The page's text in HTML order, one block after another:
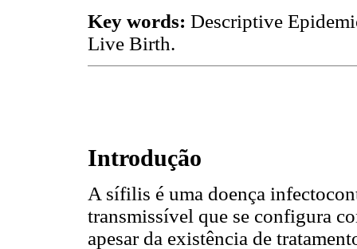
Key words: Descriptive
Live Birth.
Introdução
A sífilis é uma doença
transmissível que se configura
apesar da existência de